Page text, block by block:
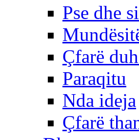
Pse dhe
Çfarë
Paraqitu
Nda ideja
Çfarë